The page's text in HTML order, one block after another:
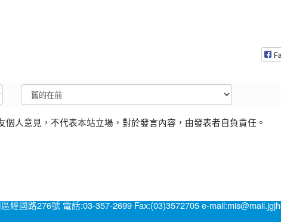
個人意見，不代表本站立場，對於發言內容，由發表者自負責任。
經國路276號 電話:03-357-2699 Fax:(03)3572705 e-